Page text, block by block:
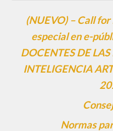
(NUEVO) – Call
especial en e-
DOCENTES DE
INTELIGENCIA
Normas